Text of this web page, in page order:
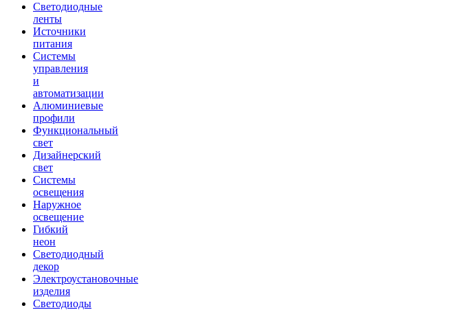
Светодиодные
ленты
Источники
питания
Системы
управления
и
автоматизации
Алюминиевые
профили
Функциональный
свет
Дизайнерский
свет
Системы
освещения
Наружное
освещение
Гибкий
неон
Светодиодный
декор
Электроустановочные
изделия
Светодиоды